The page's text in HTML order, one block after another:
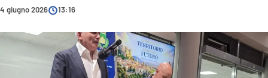
ECONOMIA E LAVORO
4 giugno 2026 13:16